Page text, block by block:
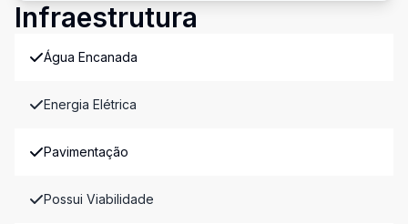
Infraestrutura
Água Encanada
Energia Elétrica
Pavimentação
Possui Viabilidade